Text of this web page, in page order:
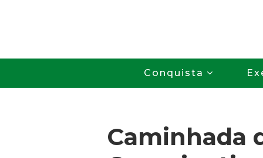
Conquista
Caminhada